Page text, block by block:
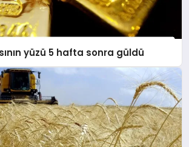
yüzü 5 hafta sonra güldü